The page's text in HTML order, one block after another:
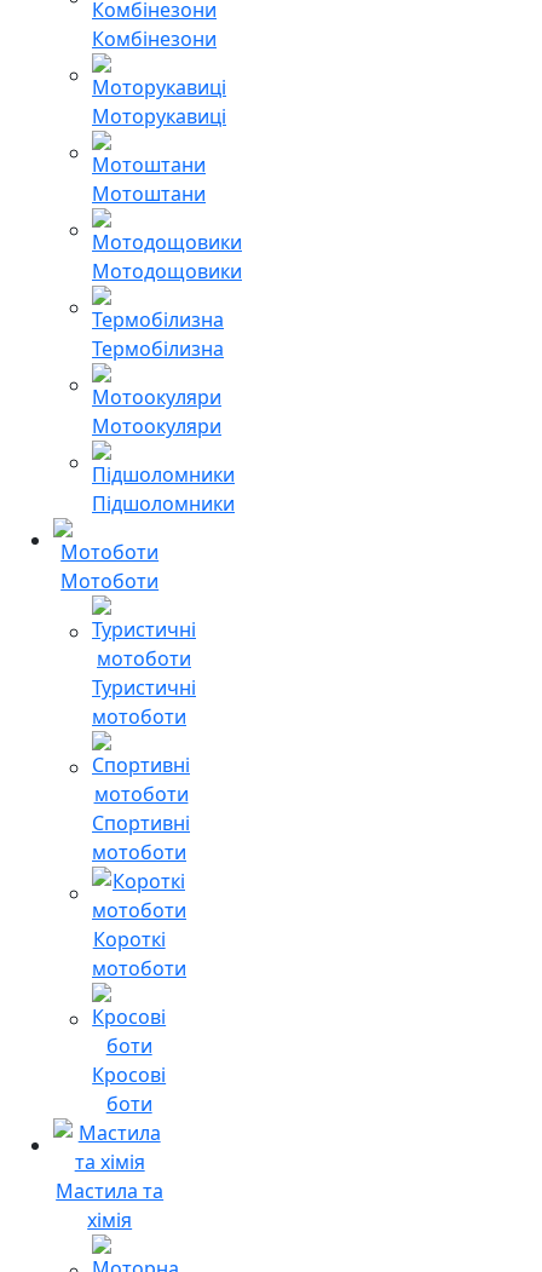
Комбінезони
Моторукавиці
Мотоштани
Мотодощовики
Термобілизна
Мотоокуляри
Підшоломники
Мотоботи
Туристичні
мотоботи
Спортивні
мотоботи
Короткі
мотоботи
Кросові
боти
Мастила та
хімія